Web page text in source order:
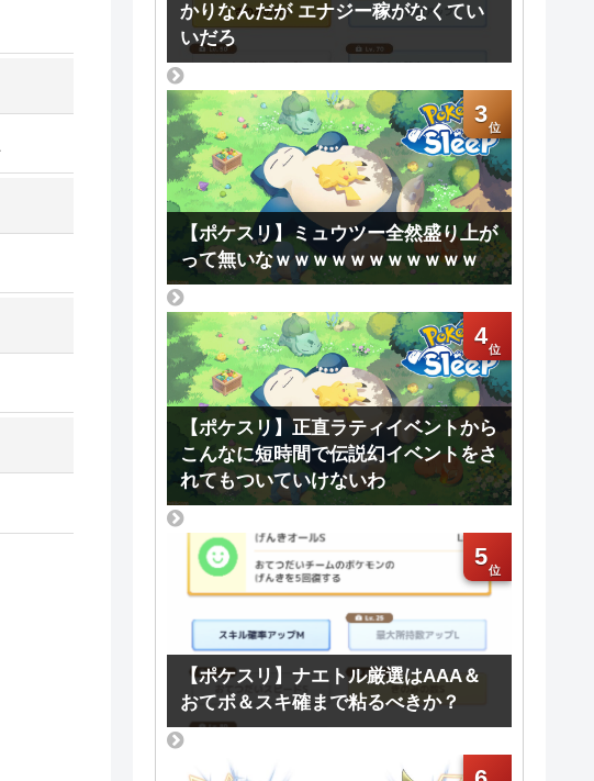
かりなんだが エナジー稼がなくてい
いだろ
3
【ポケスリ】ミュウツー全然盛り上が
って無いなｗｗｗｗｗｗｗｗｗｗｗ
4
【ポケスリ】正直ラティイベントから
こんなに短時間で伝説幻イベントをさ
れてもついていけないわ
5
【ポケスリ】ナエトル厳選はAAA＆
おてボ＆スキ確まで粘るべきか？